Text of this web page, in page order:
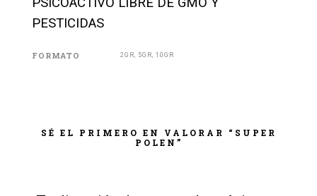
PESTICIDAS
FORMATO 2GR, 5GR, 10GR
SÉ EL PRIMERO EN VALORAR “SUPER
POLEN”